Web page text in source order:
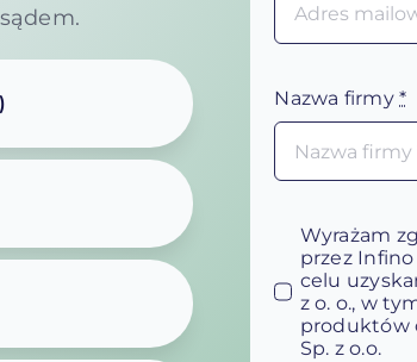
Nazwa firmy*
Wyrażam
przez
celu
z o. o., w
produktów
Sp. z o.o.